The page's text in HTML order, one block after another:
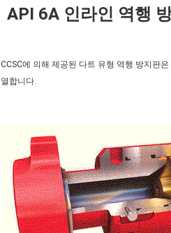
API 6A 인라인 역행
CCSC에 의해 제공된 다트 유형 역행 방지판
열합니다.